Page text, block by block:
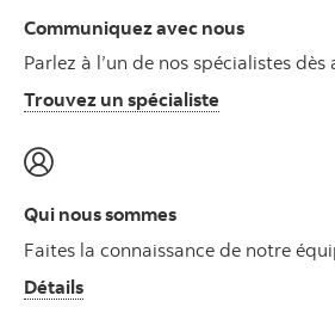
Communiquez avec nous
Parlez à l’un de nos spécialistes dès
Trouvez un spécialiste
Qui nous sommes
Faites la connaissance de notre
Détails